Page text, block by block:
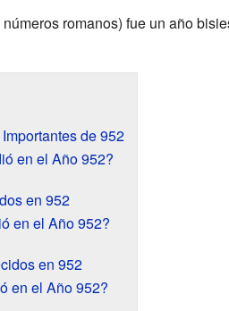
romanos) fue un año
de 952
en el Año 952?
en 952
en el Año 952?
en 952
en el Año 952?